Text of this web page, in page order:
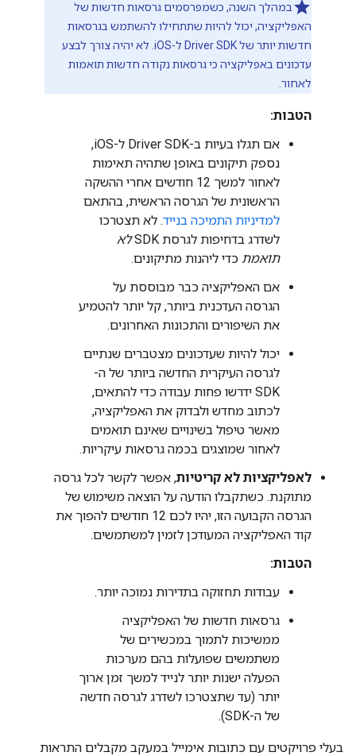
במהלך השנה, כשמפרסמים גרסאות חדשות של
האפליקציה, יכול להיות שתתחילו להשתמש בגרסאות
חדשות יותר של Driver SDK ל-iOS. לא יהיה צורך לבצע
עדכונים באפליקציה כי גרסאות נקודה חדשות תואמות
לאחור.
הטבות:
אם תגלו בעיות ב-Driver SDK ל-iOS,
נספק תיקונים באופן שתהיה תאימות
לאחור למשך 12 חודשים אחרי ההשקה
הראשונית של הגרסה הראשית, בהתאם
למדיניות התמיכה בנייד. לא תצטרכו
לשדרג בדחיפות לגרסת SDK
לא
תואמת כדי ליהנות מתיקונים.
אם האפליקציה כבר מבוססת על
הגרסה העדכנית ביותר, קל יותר להטמיע
את השיפורים והתכונות האחרונים.
יכול להיות שעדכונים מצטברים שנתיים
לגרסה העיקרית החדשה ביותר של ה-
SDK ידרשו פחות עבודה כדי להתאים,
לכתוב מחדש ולבדוק את האפליקציה,
מאשר טיפול בשינויים שאינם תואמים
לאחור שמוצגים בכמה גרסאות עיקריות.
לאפליקציות לא קריטיות, אפשר לקשר לכל גרסה
מתוקנת. כשתקבלו הודעה על הוצאה משימוש של
הגרסה הקבועה הזו, יהיו לכם 12 חודשים להפוך את
קוד האפליקציה המעודכן לזמין למשתמשים.
הטבות:
עבודות תחזוקה בתדירות נמוכה יותר.
גרסאות חדשות של האפליקציה
ממשיכות לתמוך במכשירים של
משתמשים שפועלות בהם מערכות
הפעלה ישנות יותר לנייד למשך זמן ארוך
יותר (עד שתצטרכו לשדרג לגרסה חדשה
של ה-SDK).
בעלי פרויקטים עם כתובות אימייל במעקב מקבלים התראות